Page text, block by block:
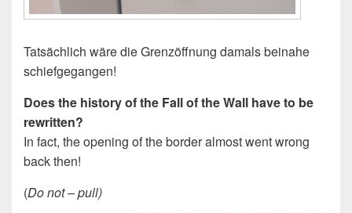
Tatsächlich wäre die Grenzöffnung damals beinahe
schiefgegangen!
Does the history of the Fall of the Wall have to be
rewritten?
In fact, the opening of the border almost went wrong
back then!
(Do not – pull)